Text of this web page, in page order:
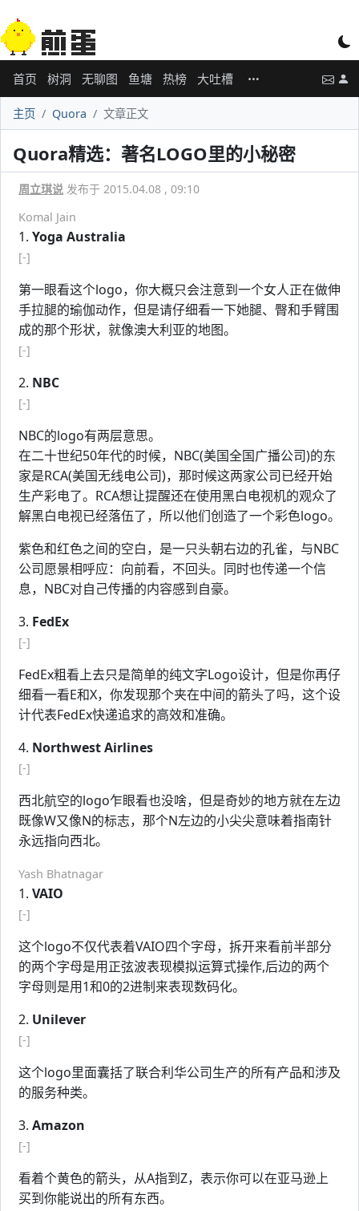
首页 树洞 无聊图 鱼塘 热榜 大吐槽
主页 Quora 文章正文
Quora精选：著名LOGO里的小秘密
周立琪说 发布于 2015.04.08 , 09:10
Komal Jain
1. Yoga Australia
[-]
第一眼看这个logo，你大概只会注意到一个女人正在做伸
手拉腿的瑜伽动作，但是请仔细看一下她腿、臀和手臂围
成的那个形状，就像澳大利亚的地图。
[-]
2. NBC
[-]
NBC的logo有两层意思。
在二十世纪50年代的时候，NBC(美国全国广播公司)的东
家是RCA(美国无线电公司)，那时候这两家公司已经开始
生产彩电了。RCA想让提醒还在使用黑白电视机的观众了
解黑白电视已经落伍了，所以他们创造了一个彩色logo。
紫色和红色之间的空白，是一只头朝右边的孔雀，与NBC
公司愿景相呼应：向前看，不回头。同时也传递一个信
息，NBC对自己传播的内容感到自豪。
3. FedEx
[-]
FedEx粗看上去只是简单的纯文字Logo设计，但是你再仔
细看一看E和X，你发现那个夹在中间的箭头了吗，这个设
计代表FedEx快递追求的高效和准确。
4. Northwest Airlines
[-]
西北航空的logo乍眼看也没啥，但是奇妙的地方就在左边
既像W又像N的标志，那个N左边的小尖尖意味着指南针
永远指向西北。
Yash Bhatnagar
1. VAIO
[-]
这个logo不仅代表着VAIO四个字母，拆开来看前半部分
的两个字母是用正弦波表现模拟运算式操作,后边的两个
字母则是用1和0的2进制来表现数码化。
2. Unilever
[-]
这个logo里面囊括了联合利华公司生产的所有产品和涉及
的服务种类。
3. Amazon
[-]
看着个黄色的箭头，从A指到Z，表示你可以在亚马逊上
买到你能说出的所有东西。